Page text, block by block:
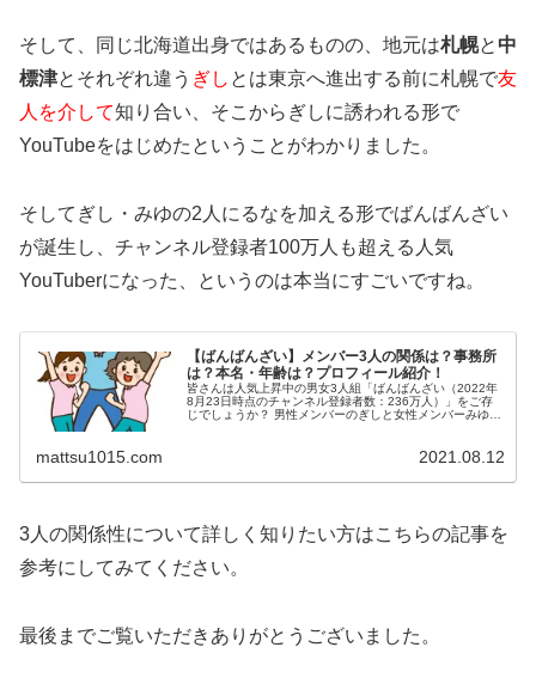
そして、同じ北海道出身ではあるものの、地元は札幌と 中
標津とそれぞれ違う ぎし とは東京へ進出する前に札幌で友
人を介して知り合い 、そこからぎしに誘われる形で
YouTubeをはじめたということがわかりました。
そしてぎし・みゆの2人にるなを加える形でばんばんざい
が誕生し、チャンネル登録者100万人も超える人気
YouTuberになった、というのは本当にすごいですね。
【ばんばんざい】メンバー3人の関係は？事務所
は？本名・年齢は？プロフィール紹介！
皆さんは人気上昇中の男女3人組「ばんばんざい（2022年
8月23日時点のチャンネル登録者数：236万人）」をご存
じでしょうか？ 男性メンバーのぎしと女性メンバーみゆと
mattsu1015.com 2021.08.12
3人の関係性について詳しく知りたい方はこちらの記事を
参考にしてみてください。
最後までご覧いただきありがとうございました。